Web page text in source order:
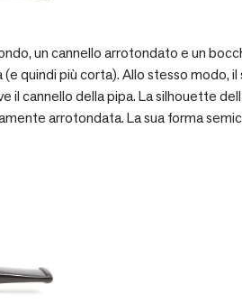
un cannello arrotondato e un
quindi più corta). Allo stesso modo,
cannello della pipa. La silhouette
arrotondata. La sua forma